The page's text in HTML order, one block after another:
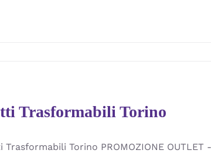
Trasformabili Torino
Trasformabili Torino PROMOZIONE